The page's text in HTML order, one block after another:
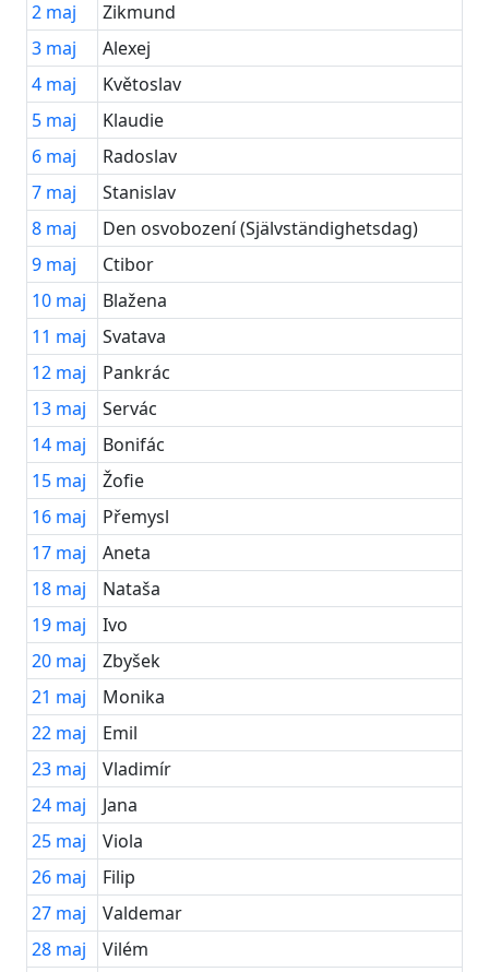
2 maj
Zikmund
3 maj
Alexej
4 maj
Květoslav
5 maj
Klaudie
6 maj
Radoslav
7 maj
Stanislav
8 maj
Den osvobození (Självständighetsdag)
9 maj
Ctibor
10 maj
Blažena
11 maj
Svatava
12 maj
Pankrác
13 maj
Servác
14 maj
Bonifác
15 maj
Žofie
16 maj
Přemysl
17 maj
Aneta
18 maj
Nataša
19 maj
Ivo
20 maj
Zbyšek
21 maj
Monika
22 maj
Emil
23 maj
Vladimír
24 maj
Jana
25 maj
Viola
26 maj
Filip
27 maj
Valdemar
28 maj
Vilém